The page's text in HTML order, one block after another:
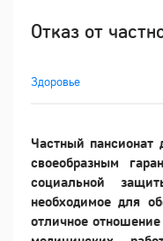
Отказ от
Здоровье
Частный пансионат
своеобразным
социальной
необходимое для
отличное